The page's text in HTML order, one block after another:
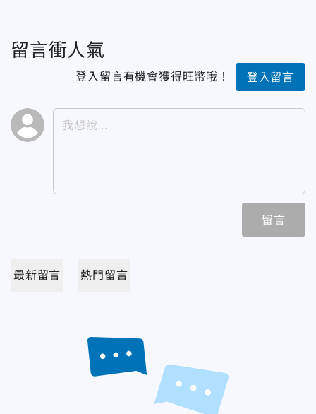
留言衝人氣
登入留言有機會獲得旺幣哦！ 登入留言
留言
最新留言 熱門留言